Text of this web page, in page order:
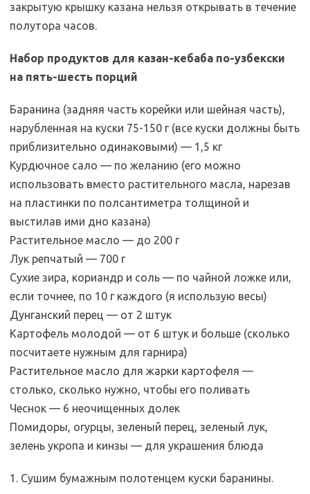
закрытую крышку казана нельзя открывать в течение
полутора часов.
Набор продуктов для казан-кебаба по-узбекски
на пять-шесть порций
Баранина (задняя часть корейки или шейная часть),
нарубленная на куски 75-150 г (все куски должны быть
приблизительно одинаковыми) — 1,5 кг
Курдючное сало — по желанию (его можно
использовать вместо растительного масла, нарезав
на пластинки по полсантиметра толщиной и
выстилав ими дно казана)
Растительное масло — до 200 г
Лук репчатый — 700 г
Сухие зира, кориандр и соль — по чайной ложке или,
если точнее, по 10 г каждого (я использую весы)
Дунганский перец — от 2 штук
Картофель молодой — от 6 штук и больше (сколько
посчитаете нужным для гарнира)
Растительное масло для жарки картофеля —
столько, сколько нужно, чтобы его поливать
Чеснок — 6 неочищенных долек
Помидоры, огурцы, зеленый перец, зеленый лук,
зелень укропа и кинзы — для украшения блюда
1. Сушим бумажным полотенцем куски баранины.